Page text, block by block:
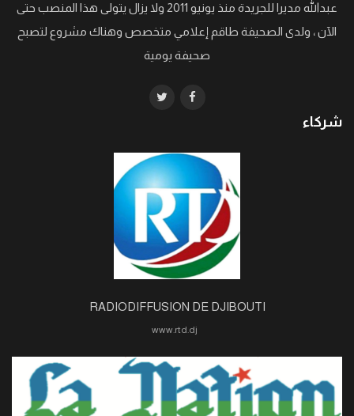
عبدالله مديرا للجريدة منذ يونيو 2011 ولا يزال يتولى هذا المنصب حتى
الآن ، ولدى الصحيفة طاقم إعلامي متخصص وهناك مشروع لتصبح
صحيفة يومية
شركاء
RADIODIFFUSION DE DJIBOUTI